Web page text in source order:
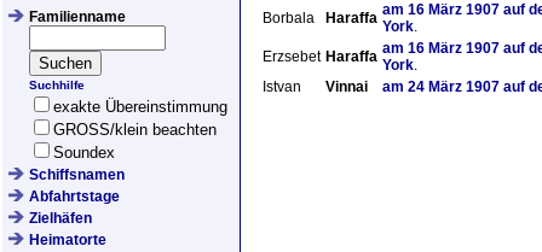
Familienname
Suchhilfe
exakte Übereinstimmung
GROSS/klein beachten
Soundex
Schiffsnamen
Abfahrtstage
Zielhäfen
Heimatorte
Borbala Haraffa am 16 März 1907 auf
York.
Erzsebet Haraffa am 16 März 1907 auf
York.
Istvan
Vinnai am 24 März 1907 auf